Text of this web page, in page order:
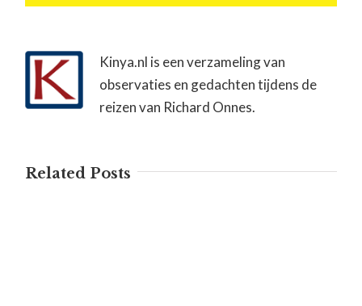
Kinya.nl is een verzameling van
observaties en gedachten tijdens de
reizen van Richard Onnes.
Related Posts